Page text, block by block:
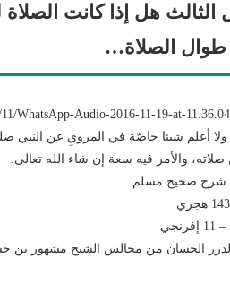
الثالث هل إذا كانت
طوال الصلاة…
أعلم شيئا خاصّة في المرويِ عن النبي
صلاته، والأمر فيه سعة إن شاء الله تعالى.
صحيح مسلم
الحسان من مجالس الشيخ مشهور